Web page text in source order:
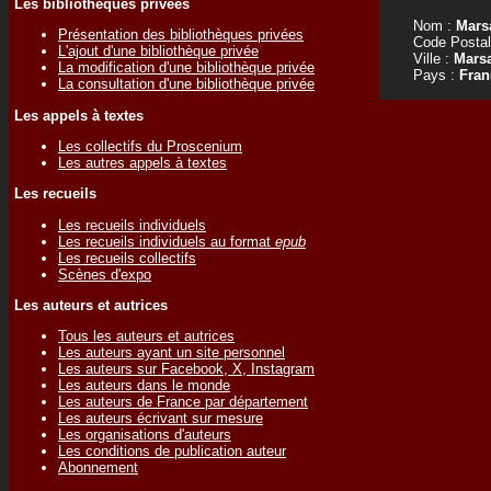
Les bibliothèques privées
Présentation des bibliothèques privées
L'ajout d'une bibliothèque privée
La modification d'une bibliothèque privée
La consultation d'une bibliothèque privée
Les appels à textes
Les collectifs du Proscenium
Les autres appels à textes
Les recueils
Les recueils individuels
Les recueils individuels au format epub
Les recueils collectifs
Scènes d'expo
Les auteurs et autrices
Tous les auteurs et autrices
Les auteurs ayant un site personnel
Les auteurs sur Facebook, X, Instagram
Les auteurs dans le monde
Les auteurs de France par département
Les auteurs écrivant sur mesure
Les organisations d'auteurs
Les conditions de publication auteur
Abonnement
Nom :
Code
Ville :
Pays :